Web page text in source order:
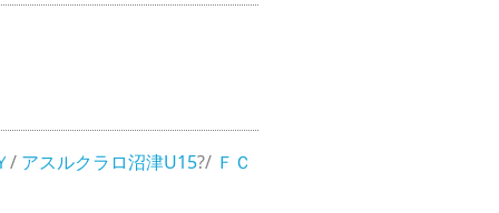
/ アスルクラロ沼津U15?/ ＦＣ